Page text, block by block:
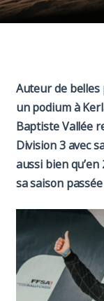
Paddock
Auteur de belles
un podium à
Baptiste Vallée
Division 3 avec
aussi bien
sa saison